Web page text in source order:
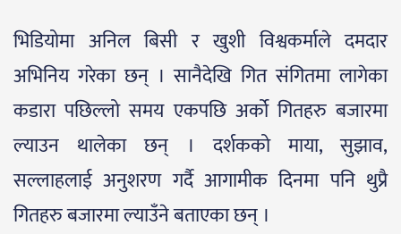
भिडियोमा अनिल बिसी र खुशी विश्वकर्माले दमदार
अभिनिय गरेका छन् । सानैदेखि गित संगितमा लागेका
कडारा पछिल्लो समय एकपछि अर्को गितहरु बजारमा
ल्याउन थालेका छन् । दर्शकको माया, सुझाव,
सल्लाहलाई अनुशरण गर्दै आगामीक दिनमा पनि थुप्रै
गितहरु बजारमा ल्याउँने बताएका छन् ।